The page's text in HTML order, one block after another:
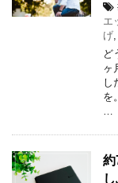
エ
げ,
ど
ヶ
し
を
…